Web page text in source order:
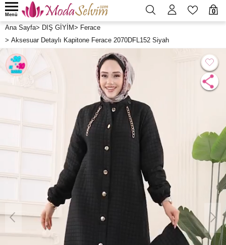
0
Menü
Ana Sayfa> DIŞ GİYİM> Ferace
> Aksesuar Detaylı Kapitone Ferace 2070DFL152 Siyah